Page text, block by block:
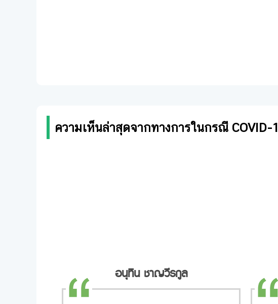
ความเห็นล่าสุดจากทางการในกรณี COVID-
อนุทิน ชาญวีรกูล